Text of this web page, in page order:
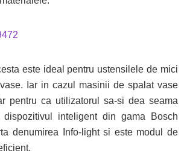
este ideal pentru ustensilele de mici
Iar in cazul masinii de spalat vase
pentru ca utilizatorul sa-si dea seama
inteligent din gama Bosch
denumirea Info-light si este modul de